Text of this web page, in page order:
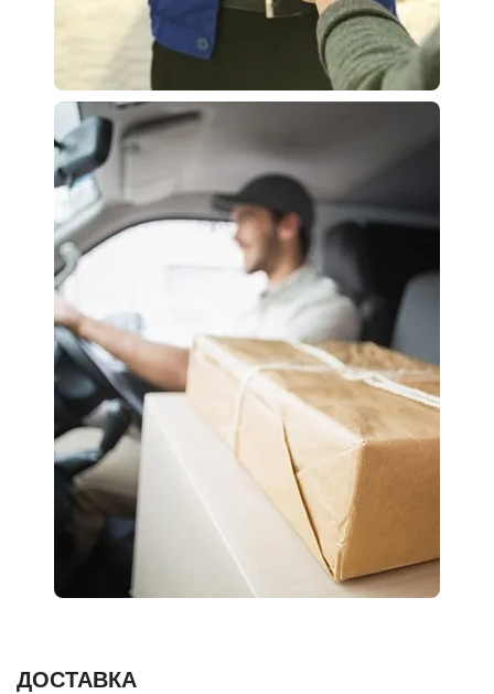
ДОСТАВКА